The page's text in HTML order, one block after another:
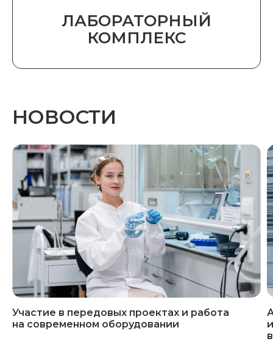
ЛАБОРАТОРНЫЙ
КОМПЛЕКС
НОВОСТИ
Участие в передовых проектах и работа
на современном оборудовании